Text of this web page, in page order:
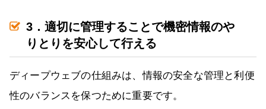
3．適切に管理することで機密情報のや
りとりを安心して行える
ディープウェブの仕組みは、情報の安全な管理と利便
性のバランスを保つために重要です。